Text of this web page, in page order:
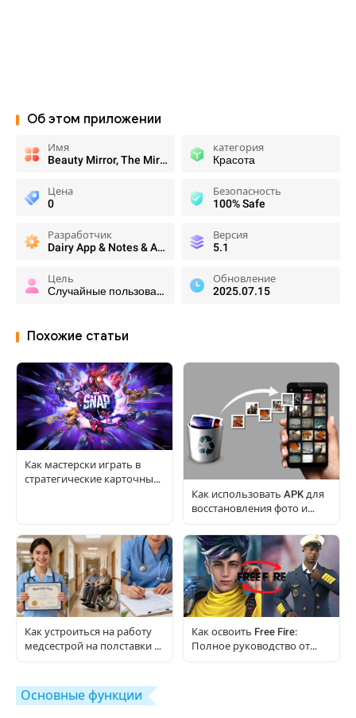
Об этом приложении
Имя
Beauty Mirror, The Mirror App
категория
Красота
Цена
0
Безопасность
100% Safe
Разработчик
Dairy App & Notes & Audio Editor & Voice Recorder
Версия
5.1
Цель
Случайные пользователи
Обновление
2025.07.15
Похожие статьи
Как мастерски играть в
стратегические карточные
Как использовать APK для
восстановления фото и
руководство для
пользователей Android
Как устроиться на работу
медсестрой на полставки в
Как освоить Free Fire:
Полное руководство от
Основные функции